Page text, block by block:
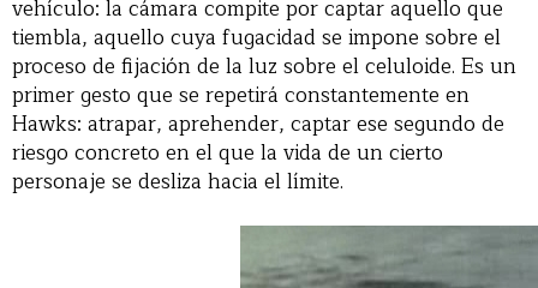
vehículo: la cámara compite por captar aquello que
tiembla, aquello cuya fugacidad se impone sobre el
proceso de fijación de la luz sobre el celuloide. Es un
primer gesto que se repetirá constantemente en
Hawks: atrapar, aprehender, captar ese segundo de
riesgo concreto en el que la vida de un cierto
personaje se desliza hacia el límite.